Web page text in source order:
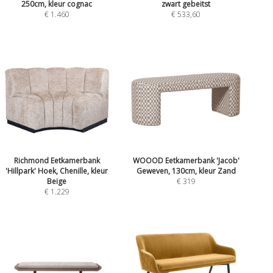
250cm, kleur cognac
€ 1.460
zwart gebeitst
€ 533,60
Richmond Eetkamerbank
'Hillpark' Hoek, Chenille, kleur
Beige
€ 1.229
WOOOD Eetkamerbank 'Jacob'
Geweven, 130cm, kleur Zand
€ 319